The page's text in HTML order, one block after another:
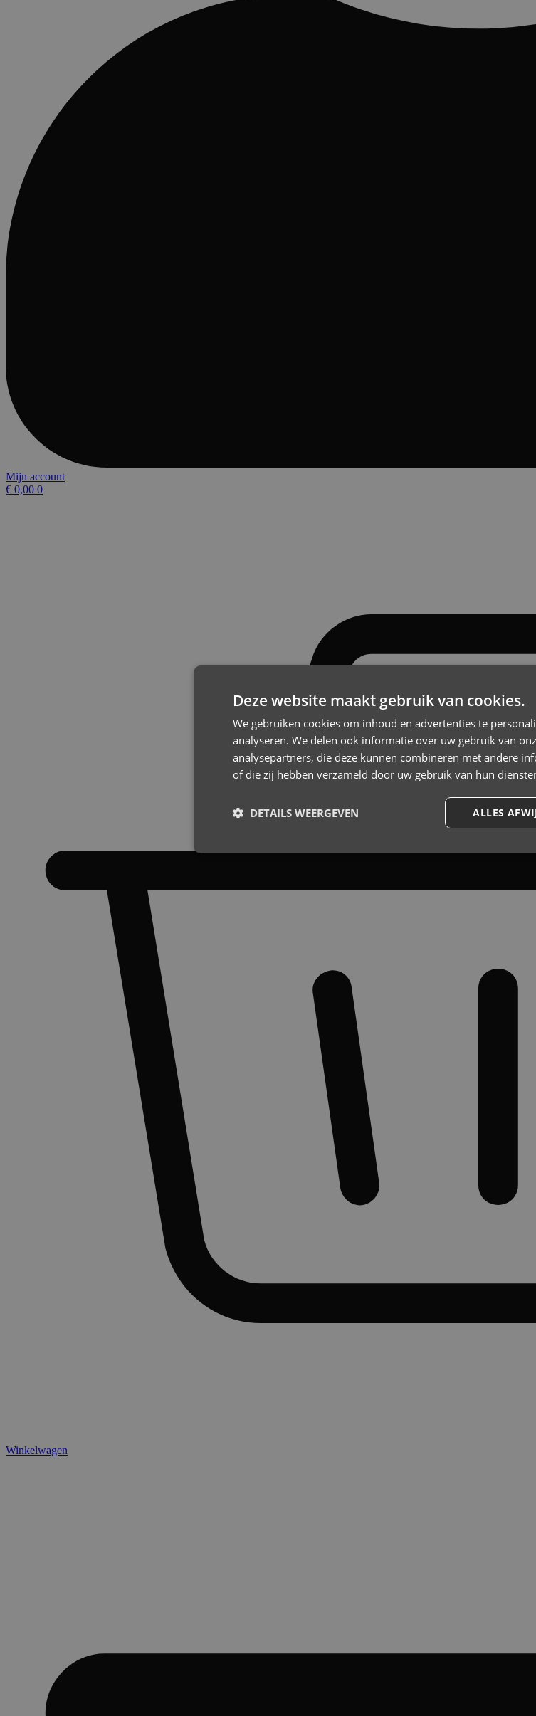
Mijn account
€ 0,00 0
Winkelwagen
Deze website maakt gebruik van cookies.
We gebruiken cookies om inhoud en advertenties te
analyseren. We delen ook informatie over uw gebruik van
analysepartners, die deze kunnen combineren met andere
of die zij hebben verzameld door uw gebruik van hun
ALLES
DETAILS WEERGEVEN